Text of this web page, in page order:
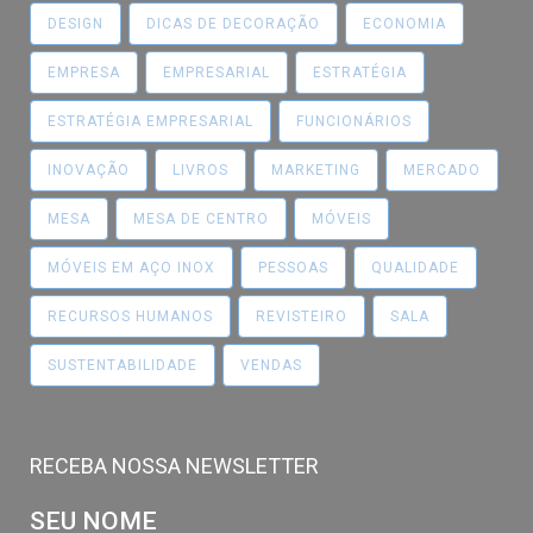
DESIGN DICAS DE DECORAÇÃO ECONOMIA
EMPRESA EMPRESARIAL ESTRATÉGIA
ESTRATÉGIA EMPRESARIAL FUNCIONÁRIOS
INOVAÇÃO LIVROS MARKETING MERCADO
MESA MESA DE CENTRO MÓVEIS
MÓVEIS EM AÇO INOX PESSOAS QUALIDADE
RECURSOS HUMANOS REVISTEIRO SALA
SUSTENTABILIDADE VENDAS
RECEBA NOSSA NEWSLETTER
SEU NOME